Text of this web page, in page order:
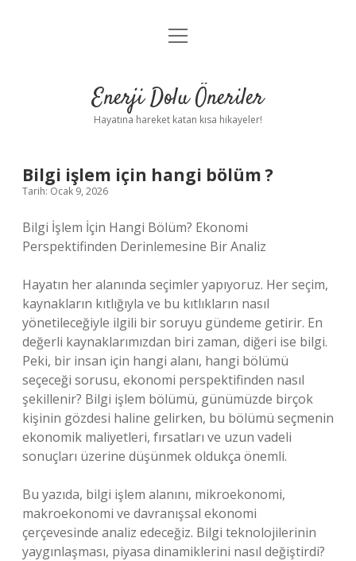
Anasayfa
Yasal Uyarı
menüyü
Enerji Dolu Öneriler
Hayatına hareket katan kısa hikayeler!
Bilgi işlem için hangi bölüm ?
Tarih: Ocak 9, 2026
Bilgi İşlem İçin Hangi Bölüm? Ekonomi
Perspektifinden Derinlemesine Bir Analiz
Hayatın her alanında seçimler yapıyoruz. Her seçim,
kaynakların kıtlığıyla ve bu kıtlıkların nasıl
yönetileceğiyle ilgili bir soruyu gündeme getirir. En
değerli kaynaklarımızdan biri zaman, diğeri ise bilgi.
Peki, bir insan için hangi alanı, hangi bölümü
seçeceği sorusu, ekonomi perspektifinden nasıl
şekillenir? Bilgi işlem bölümü, günümüzde birçok
kişinin gözdesi haline gelirken, bu bölümü seçmenin
ekonomik maliyetleri, fırsatları ve uzun vadeli
sonuçları üzerine düşünmek oldukça önemli.
Bu yazıda, bilgi işlem alanını, mikroekonomi,
makroekonomi ve davranışsal ekonomi
çerçevesinde analiz edeceğiz. Bilgi teknolojilerinin
yaygınlaşması, piyasa dinamiklerini nasıl değiştirdi?